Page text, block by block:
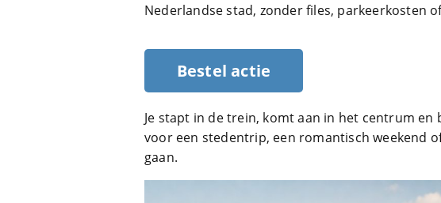
Nederlandse stad, zonder files, parkeerkosten
Bestel actie
Je stapt in de trein, komt aan in het centrum en
voor een stedentrip, een romantisch weekend
gaan.